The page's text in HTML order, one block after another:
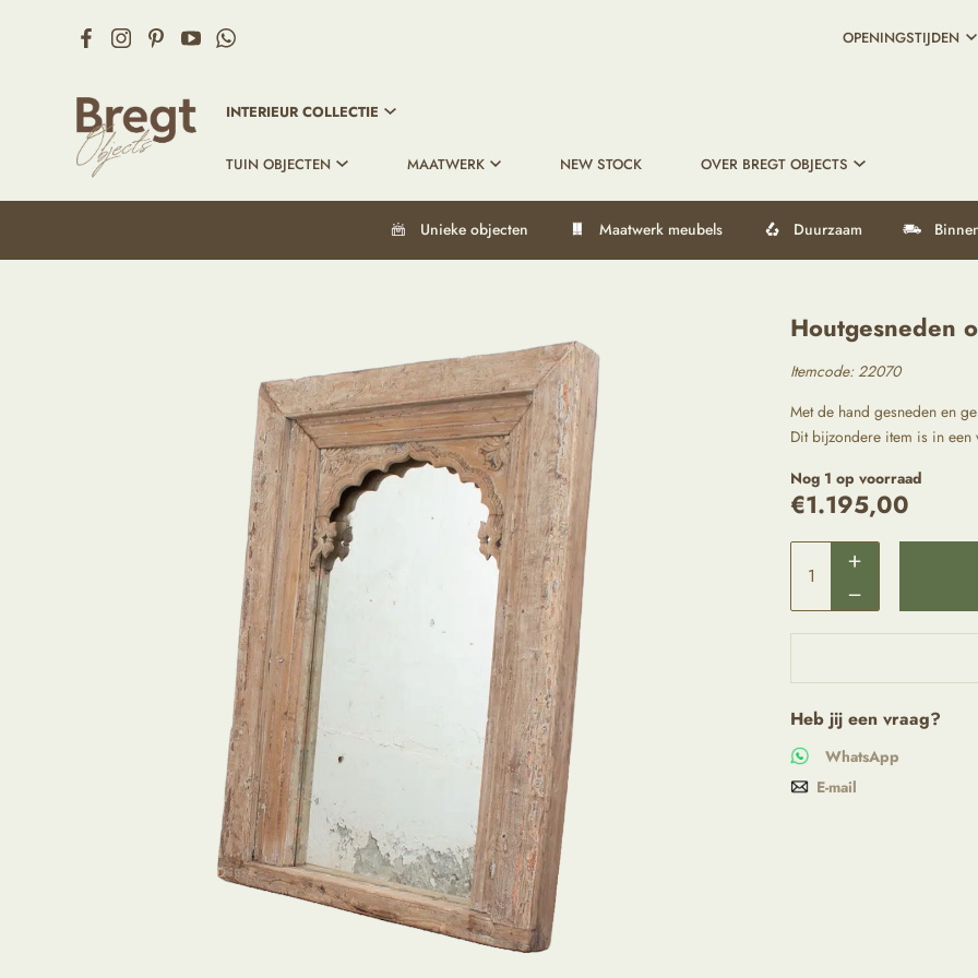
OPENINGSTIJDEN
INTERIEUR COLLECTIE
TUIN OBJECTEN MAATWERK NEW STOCK OVER BREGT OBJECTS
Unieke objecten Maatwerk meubels Duurzaam
Houtgesneden
Itemcode: 22070
Met de hand gesneden en
Dit bijzondere item is in
Nog 1 op voorraad
€1.195,00
Heb jij een vraag?
WhatsApp
E-mail